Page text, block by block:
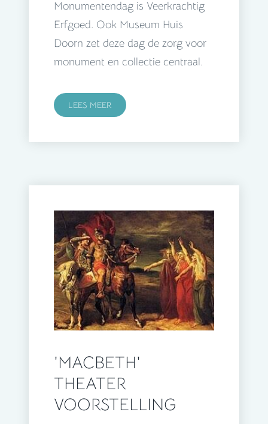
Monumentendag is Veerkrachtig
Erfgoed. Ook Museum Huis
Doorn zet deze dag de zorg voor
monument en collectie centraal.
LEES MEER
'MACBETH'
THEATER
VOORSTELLING